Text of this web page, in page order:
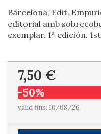
Barcelona, Edit.
editorial amb
exemplar. 1ª edición.
7,50 €
-50%
vàlid fins: 10/08/26